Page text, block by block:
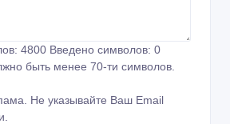
4800 Введено символов: 0
быть менее 70-ти символов.
Не указывайте Ваш Email